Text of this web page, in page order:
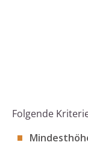
Folgende